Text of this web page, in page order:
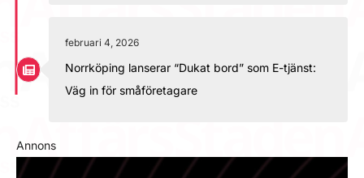
februari 4, 2026
Norrköping lanserar “Dukat bord” som E-tjänst:
Väg in för småföretagare
Annons